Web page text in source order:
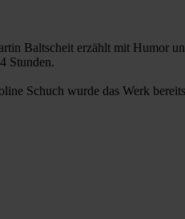
Baltscheit erzählt mit Humor
Stunden.
Schuch wurde das Werk